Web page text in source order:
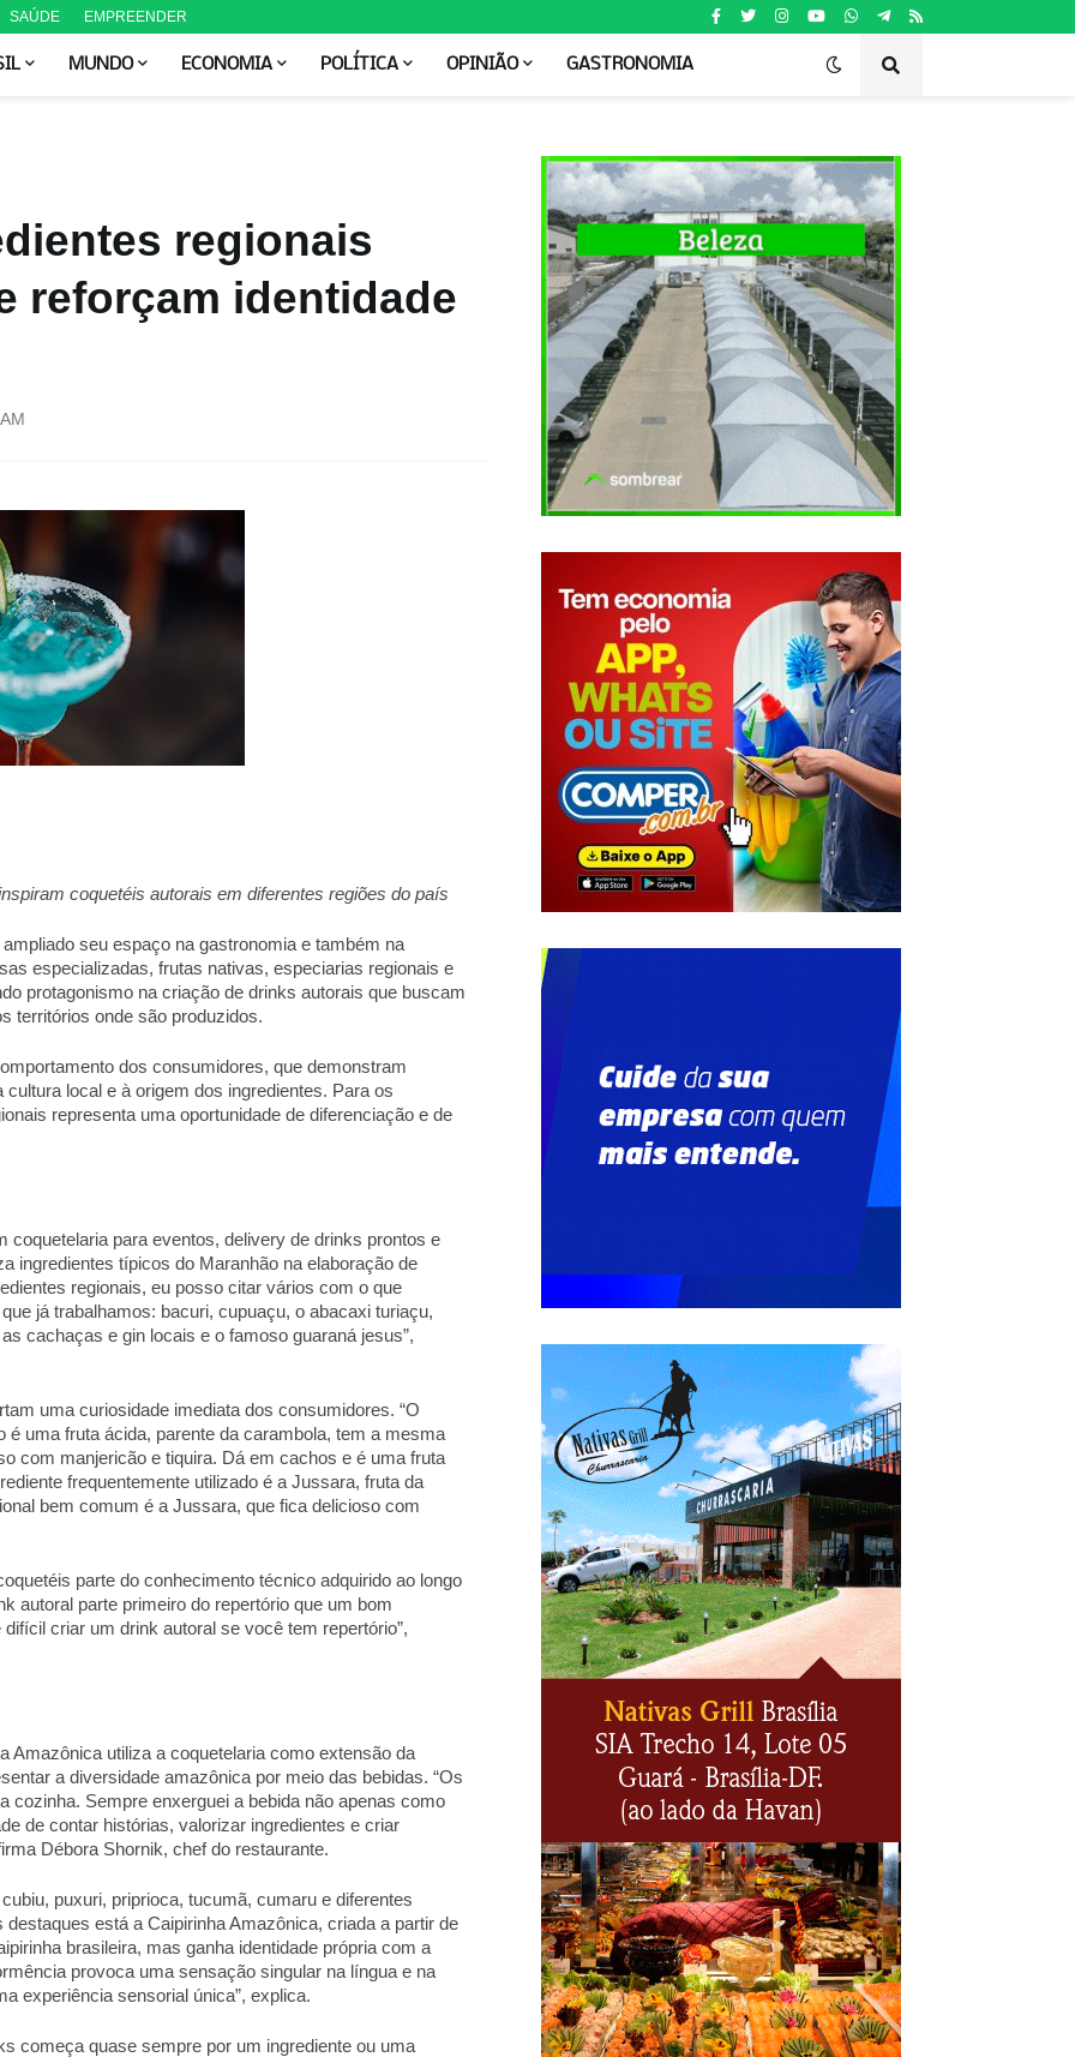
SAÚDE EMPREENDER
MUNDO ECONOMIA POLÍTICA OPINIÃO GASTRONOMIA
regionais
reforçam identidade
coquetéis autorais em diferentes regiões do país
seu espaço na gastronomia e também na
especializadas, frutas nativas, especiarias regionais e
protagonismo na criação de drinks autorais que buscam
territórios onde são produzidos.
dos consumidores, que demonstram
local e à origem dos ingredientes. Para os
representa uma oportunidade de diferenciação e de
para eventos, delivery de drinks prontos e
ingredientes típicos do Maranhão na elaboração de
regionais, eu posso citar vários com o que
já trabalhamos: bacuri, cupuaçu, o abacaxi turiaçu,
cachaças e gin locais e o famoso guaraná jesus”,
uma curiosidade imediata dos consumidores. “O
uma fruta ácida, parente da carambola, tem a mesma
com manjericão e tiquira. Dá em cachos e é uma fruta
frequentemente utilizado é a Jussara, fruta da
bem comum é a Jussara, que fica delicioso com
parte do conhecimento técnico adquirido ao longo
autoral parte primeiro do repertório que um bom
criar um drink autoral se você tem repertório”,
Amazônica utiliza a coquetelaria como extensão da
a diversidade amazônica por meio das bebidas. “Os
cozinha. Sempre enxerguei a bebida não apenas como
de contar histórias, valorizar ingredientes e criar
Débora Shornik, chef do restaurante.
puxuri, priprioca, tucumã, cumaru e diferentes
está a Caipirinha Amazônica, criada a partir de
brasileira, mas ganha identidade própria com a
provoca uma sensação singular na língua e na
experiência sensorial única”, explica.
começa quase sempre por um ingrediente ou uma